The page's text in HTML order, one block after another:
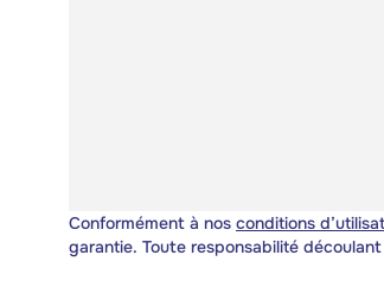
Conformément à nos conditions
garantie. Toute responsabilité